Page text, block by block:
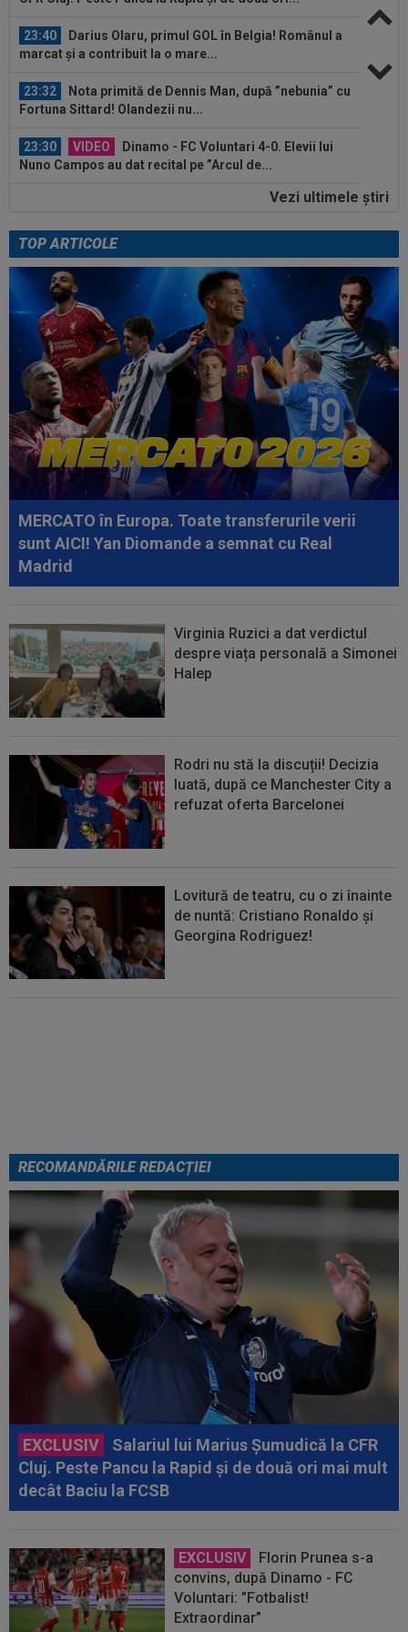
23:40
Darius Olaru, primul GOL în Belgia! Românul a
marcat și a contribuit la o mare...
23:32
Nota primită de Dennis Man, după ”nebunia” cu
Fortuna Sittard! Olandezii nu...
23:30 VIDEO
Dinamo - FC Voluntari 4-0. Elevii lui
Nuno Campos au dat recital pe ”Arcul de...
Momente de panică la Dinamo - FC
00:03
Florin Pîrvu a surprins pe toată lumea, după
umilința cu Dinamo
00:02 EXCLUSIV
Florin Prunea s-a convins, după
Dinamo - FC Voluntari: ”Fotbalist! Extraordinar”
00:00
Ion Gheorghe a rupt tăcerea, după ce a
provocat penalty-ul din care Dinamo a...
23:58 EXCLUSIV
Salariul lui Marius Șumudică la
CFR Cluj. Peste Pancu la Rapid și de două ori...
23:40
Darius Olaru, primul GOL în Belgia! Românul a
marcat și a contribuit la o mare...
Vezi ultimele ştiri
TOP ARTICOLE
MERCATO în Europa. Toate transferurile verii
sunt AICI! Yan Diomande a semnat cu Real
Madrid
Virginia Ruzici a dat verdictul
despre viața personală a Simonei
Halep
Rodri nu stă la discuții! Decizia
luată, după ce Manchester City a
refuzat oferta Barcelonei
Lovitură de teatru, cu o zi înainte
de nuntă: Cristiano Ronaldo și
Georgina Rodriguez!
RECOMANDĂRILE REDACȚIEI
EXCLUSIV
Salariul lui Marius Șumudică la CFR
Cluj. Peste Pancu la Rapid și de două ori mai mult
decât Baciu la FCSB
EXCLUSIV
Florin Prunea s-a
convins, după Dinamo - FC
Voluntari: ”Fotbalist!
Extraordinar”